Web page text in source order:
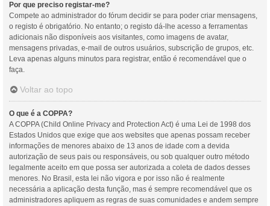
Por que preciso registar-me?
Compete ao administrador do fórum decidir se para poder criar mensagens,
o registo é obrigatório. No entanto; o registo dá-lhe acesso a ferramentas
adicionais não disponíveis aos visitantes, como imagens de avatar,
mensagens privadas, e-mail de outros usuários, subscrição de grupos, etc.
Leva apenas alguns minutos para registrar, então é recomendável que o
faça.
Voltar ao topo
O que é a COPPA?
A COPPA (Child Online Privacy and Protection Act) é uma Lei de 1998 dos
Estados Unidos que exige que aos websites que apenas possam receber
informações de menores abaixo de 13 anos de idade com a devida
autorização de seus pais ou responsáveis, ou sob qualquer outro método
legalmente aceito em que possa ser autorizada a coleta de dados desses
menores. No Brasil, esta lei não vigora e por isso não é realmente
necessária a aplicação desta função, mas é sempre recomendável que os
administradores apliquem as regras de suas comunidades e andem sempre